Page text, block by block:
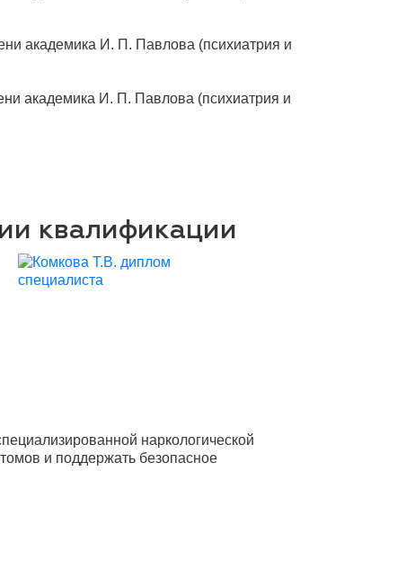
академика И. П. Павлова (психиатрия и
академика И. П. Павлова (психиатрия и
квалификации
наркологической
и поддержать безопасное